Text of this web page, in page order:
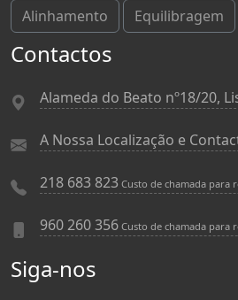
Alinhamento Equilibragem
Contactos
Alameda do Beato nº18/20,
A Nossa Localização e
218 683 823 Custo de chamada para
960 260 356 Custo de chamada para
Siga-nos